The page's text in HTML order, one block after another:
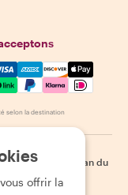
Visa, Amex,
selon la destination
| Cookies
Plan du
offrir la